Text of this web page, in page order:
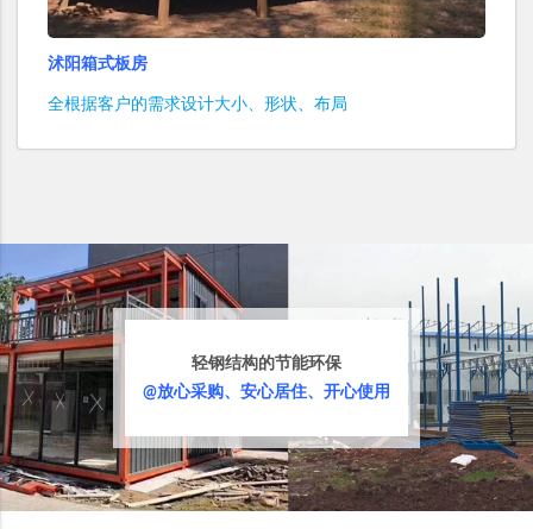
沭阳箱式板房
全根据客户的需求设计大小、形状、布局
轻钢结构的节能环保
@放心采购、安心居住、开心使用